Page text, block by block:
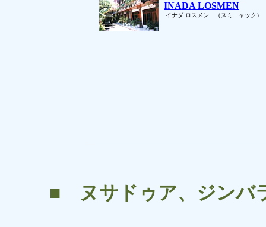
INADA LOSMEN
イナダ ロスメン （スミニャック）
■ ヌサドゥア、ジンバ